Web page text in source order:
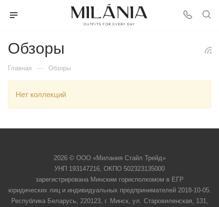
Обзоры
Главная — Обзоры
Нет коллекций
2026 © ООО «Милания Стайл Трейд»
УНП 193147216, ОКПО 502323135000
зарегистрирована Минским горисполкомом в ЕГР
юридических лиц и индивидуальных предпринимателей 2018-10-05.
Республика Беларусь, 220123, г. Минск, ул. Старовиленская, 131,